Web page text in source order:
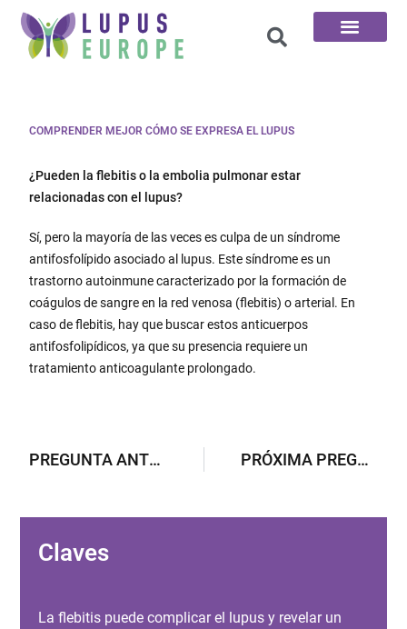
COMPRENDER MEJOR CÓMO SE EXPRESA EL LUPUS
¿Pueden la flebitis o la embolia pulmonar estar
relacionadas con el lupus?
Sí, pero la mayoría de las veces es culpa de un síndrome
antifosfolípido asociado al lupus. Este síndrome es un
trastorno autoinmune caracterizado por la formación de
coágulos de sangre en la red venosa (flebitis) o arterial. En
caso de flebitis, hay que buscar estos anticuerpos
antifosfolipídicos, ya que su presencia requiere un
tratamiento anticoagulante prolongado.
PREGUNTA ANTERIOR PRÓXIMA PREGUNTA
Claves
La flebitis puede complicar el lupus y revelar un